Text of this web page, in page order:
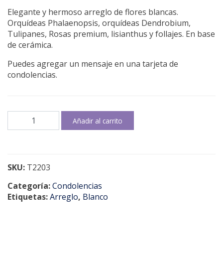
Elegante y hermoso arreglo de flores blancas.
Orquídeas Phalaenopsis, orquídeas Dendrobium,
Tulipanes, Rosas premium, lisianthus y follajes. En base
de cerámica.
Puedes agregar un mensaje en una tarjeta de
condolencias.
Siempre
contigo
Añadir al carrito
SKU: T2203
Categoría:Condolencias
Etiquetas:Arreglo, Blanco